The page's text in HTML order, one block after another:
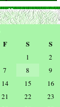
F S S
1
2
7 8
9
14 15
16
21 22
23